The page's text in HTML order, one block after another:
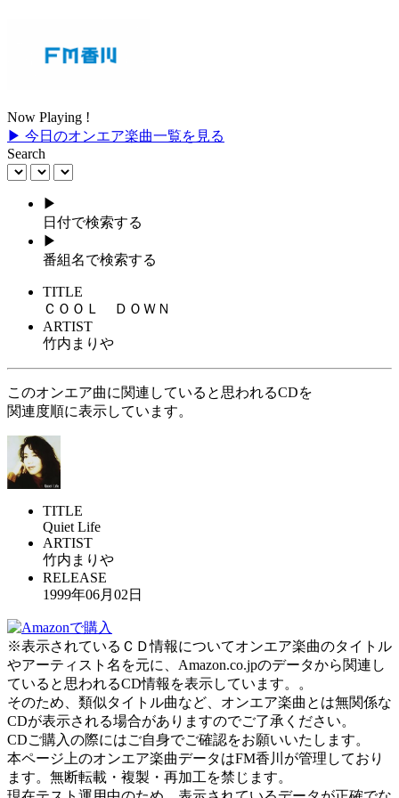
Now Playing !
▶ 今日のオンエア楽曲一覧を見る
Search
▶
日付で検索する
▶
番組名で検索する
TITLE
ＣＯＯＬ ＤＯＷＮ
ARTIST
竹内まりや
このオンエア曲に関連していると思われるCDを
関連度順に表示しています。
TITLE
Quiet Life
ARTIST
竹内まりや
RELEASE
1999年06月02日
※表示されているＣＤ情報についてオンエア楽曲のタイトル
やアーティスト名を元に、Amazon.co.jpのデータから関連し
ていると思われるCD情報を表示しています。。
そのため、類似タイトル曲など、オンエア楽曲とは無関係な
CDが表示される場合がありますのでご了承ください。
CDご購入の際にはご自身でご確認をお願いいたします。
本ページ上のオンエア楽曲データはFM香川が管理しており
ます。無断転載・複製・再加工を禁じます。